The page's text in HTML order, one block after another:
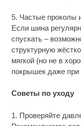
5. Частые проколы
Если шина
спускать –
структурную
мягкой (но не в
покрышек даже при
Советы по уходу
1. Проверяйте